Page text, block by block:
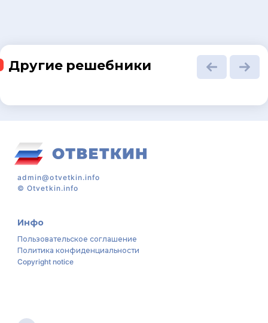
Другие решебники
admin@otvetkin.info
©Otvetkin.info
Инфо
Пользовательское соглашение
Политика конфиденциальности
Copyright notice